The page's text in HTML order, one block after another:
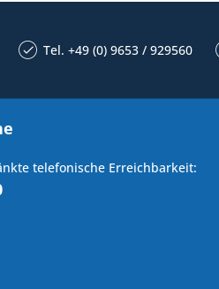
Tel. +49 (0) 9653 / 929560
telefonische Erreichbarkeit: